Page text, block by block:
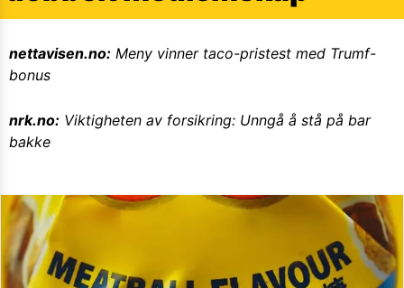
nettavisen.no: Meny vinner taco-pristest med Trumf-
bonus
nrk.no: Viktigheten av forsikring: Unngå å stå på bar
bakke